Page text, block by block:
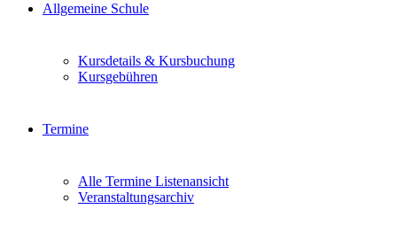
Allgemeine Schule
Kursdetails & Kursbuchung
Kursgebühren
Termine
Alle Termine Listenansicht
Veranstaltungsarchiv